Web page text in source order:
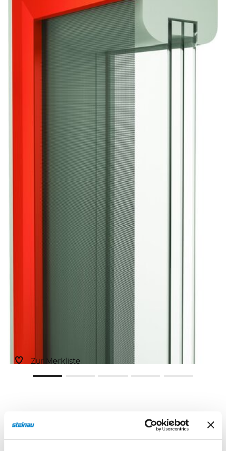
Stauraum­systeme
Sonnen- und Insektenschutz
Hochwasser­schutz
Dachboden­treppen
Zur Merkliste